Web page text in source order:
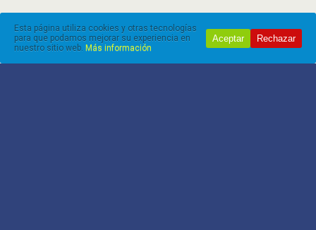
Esta página utiliza cookies y otras tecnologías
para que podamos mejorar su experiencia en
nuestro sitio web. Más información
Aceptar Rechazar